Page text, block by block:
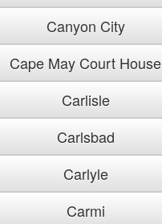
Canyon City
Cape May Court House
Carlisle
Carlsbad
Carlyle
Carmi